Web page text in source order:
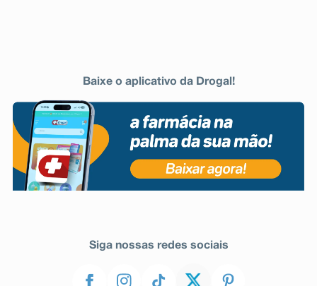
Baixe o aplicativo da Drogal!
Siga nossas redes sociais